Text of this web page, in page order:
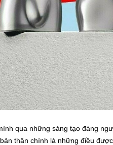
qua những sáng tạo đáng
thân chính là những điều